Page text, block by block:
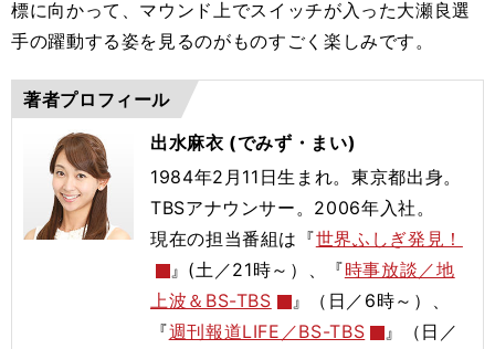
標に向かって、マウンド上でスイッチが入った大瀬良選
手の躍動する姿を見るのがものすごく楽しみです。
著者プロフィール
出水麻衣 (でみず・まい)
1984年2月11日生まれ。東京都出身。
TBSアナウンサー。2006年入社。
現在の担当番組は『世界ふしぎ発見！
』(土／21時～）、『時事放談／地
上波＆BS-TBS
』（日／6時～）、
『週刊報道LIFE／BS-TBS
』（日／